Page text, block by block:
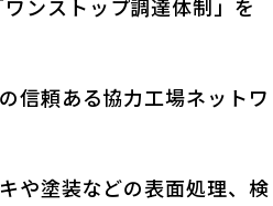
ンストップ調達体制」を
信頼ある協力工場ネットワ
や塗装などの表面処理、検